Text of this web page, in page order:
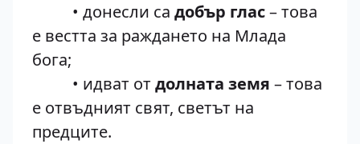
• донесли са добър глас– това
е вестта за раждането на Млада
бога;
• идват от долната земя – това
е отвъдният свят, светът на
предците.